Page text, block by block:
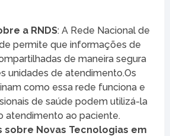
a RNDS: A Rede Nacional de
permite que informações de
de maneira segura
unidades de atendimento.Os
como essa rede funciona e
de saúde podem utilizá-la
atendimento ao paciente.
sobre Novas Tecnologias em